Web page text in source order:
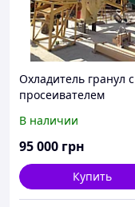
Охладитель гранул с
просеивателем
В наличии
95 000 грн
Купить